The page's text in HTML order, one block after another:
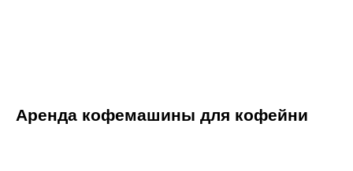
Аренда кофемашины для кофейни